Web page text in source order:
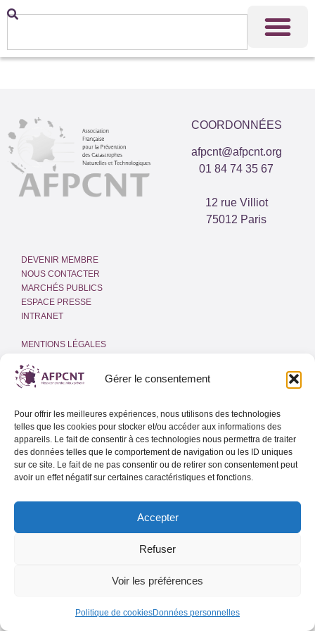
Gérer le consentement
Pour offrir les meilleures expériences, nous utilisons des technologies
telles que les cookies pour stocker et/ou accéder aux informations des
appareils. Le fait de consentir à ces technologies nous permettra de traiter
des données telles que le comportement de navigation ou les ID uniques
sur ce site. Le fait de ne pas consentir ou de retirer son consentement peut
avoir un effet négatif sur certaines caractéristiques et fonctions.
Accepter
Refuser
Voir les préférences
Politique de cookiesDonnées personnelles
COORDONNÉES
afpcnt@afpcnt.org
01 84 74 35 67
12 rue Villiot
75012 Paris
DEVENIR MEMBRE
NOUS CONTACTER
MARCHÉS PUBLICS
ESPACE PRESSE
INTRANET
MENTIONS LÉGALES
(UE)
Adresse email
Lettre d’info de l’AFPCNT
Lettre d’info spéciale Outre-Mer